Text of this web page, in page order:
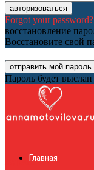
Forgot your
восстановление
Восстановите свой
Пароль будет
журналГлавная